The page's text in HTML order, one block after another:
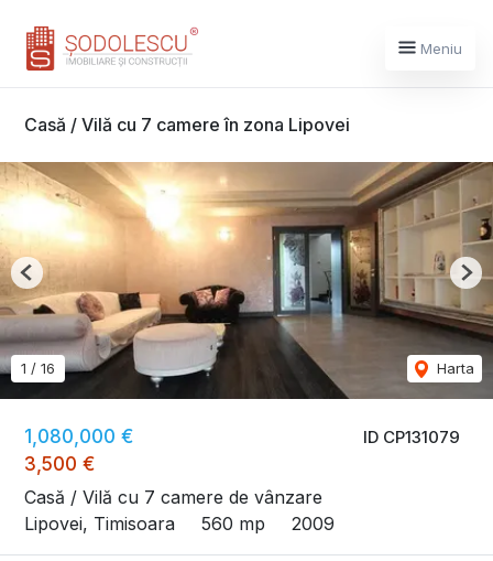
Meniu
Casă / Vilă cu 7 camere în zona Lipovei
ID CP131079
1,080,000 €
3,500 €
Casă / Vilă cu 7 camere de vânzare
Lipovei, Timisoara
560 mp 2009
1 / 16 Harta
Previous